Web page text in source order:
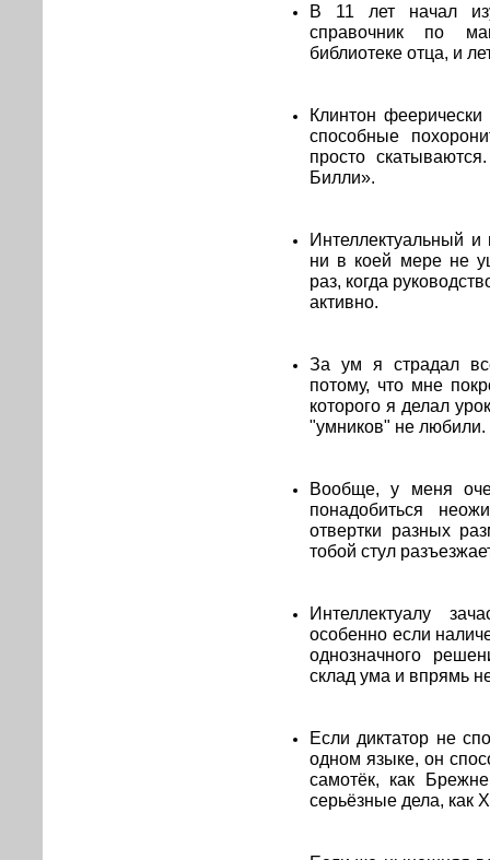
В 11 лет начал
справочник по
библиотеке отца, и
Клинтон
способные
просто
Билли».
Интеллектуальный
ни в коей мере не
раз, когда
активно.
За ум я страдал
потому, что мне
которого я делал
"умников" не любили.
Вообще, у меня
понадобиться
отвертки разных
тобой стул
Интеллектуалу
особенно если
однозначного
склад ума и впрямь
Если диктатор не
одном языке, он
самотёк, как
серьёзные дела, как